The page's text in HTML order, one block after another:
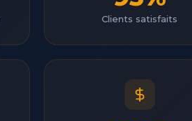
Clients satisfaits